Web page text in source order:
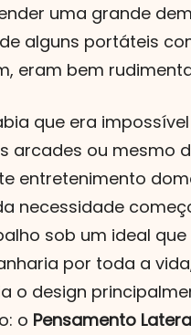
uma grande
alguns portáteis
eram bem
que era
arcades ou mesmo
entretenimento
necessidade
sob um ideal que
por toda a
o design
o Pensamento